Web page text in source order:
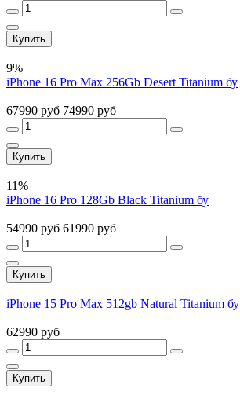
Купить
9%
iPhone 16 Pro Max 256Gb Desert Titanium бу
67990 руб 74990 руб
Купить
11%
iPhone 16 Pro 128Gb Black Titanium бу
54990 руб 61990 руб
Купить
iPhone 15 Pro Max 512gb Natural Titanium бу
62990 руб
Купить